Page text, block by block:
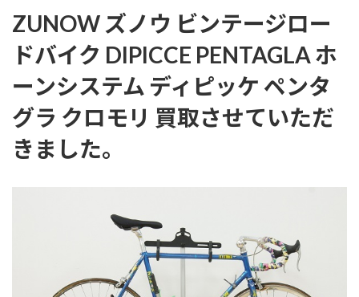
ZUNOW ズノウ ビンテージロー
ドバイク DIPICCE PENTAGLA ホ
ーンシステム ディピッケ ペンタ
グラ クロモリ 買取させていただ
きました。